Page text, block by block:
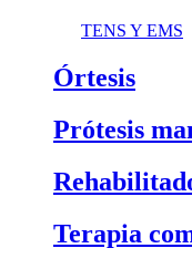
TENS Y EMS
Órtesis
Prótesis
Terapia